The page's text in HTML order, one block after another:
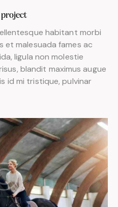
project
habitant morbi
malesuada fames ac
ligula non molestie
blandit maximus augue
id mi tristique, pulvinar